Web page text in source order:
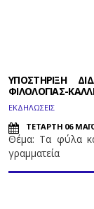
ΥΠΟΣΤΗΡΙΞΗ
ΦΙΛΟΛΟΓΙΑΣ-
ΕΚΔΗΛΩΣΕΙΣ
ΤΕΤΑΡΤΗ 06
Θέμα: Τα φύλα
γραμματεία